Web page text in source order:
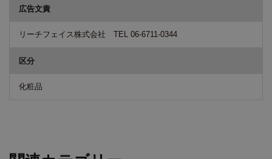
広告文責
リーチフェイス株式会社 TEL 06-6711-0344
区分
化粧品